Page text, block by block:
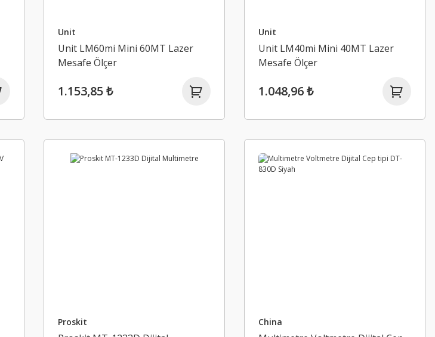
Unit
Unit LM60mi Mini 60MT Lazer
Mesafe Ölçer
1.153,85 ₺
Unit
Unit LM40mi Mini 40MT Lazer
Mesafe Ölçer
1.048,96 ₺
Proskit China